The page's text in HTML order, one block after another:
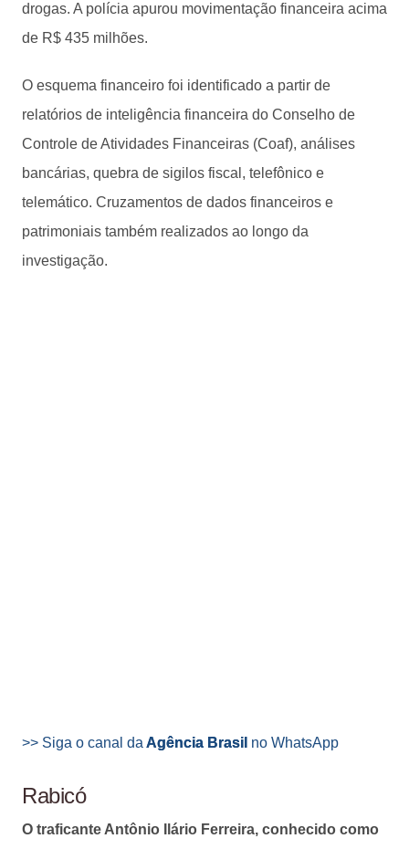
drogas. A polícia apurou movimentação financeira acima
de R$ 435 milhões.
O esquema financeiro foi identificado a partir de
relatórios de inteligência financeira do Conselho de
Controle de Atividades Financeiras (Coaf), análises
bancárias, quebra de sigilos fiscal, telefônico e
telemático. Cruzamentos de dados financeiros e
patrimoniais também realizados ao longo da
investigação.
>> Siga o canal da Agência Brasil no WhatsApp
Rabicó
O traficante Antônio Ilário Ferreira, conhecido como